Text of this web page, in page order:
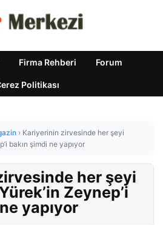
Firma Rehberi Forum
Politikası
› Kariyerinin zirvesinde her şeyi
bakın şimdi ne yapıyor
her şeyi
Zeynep’i
yapıyor